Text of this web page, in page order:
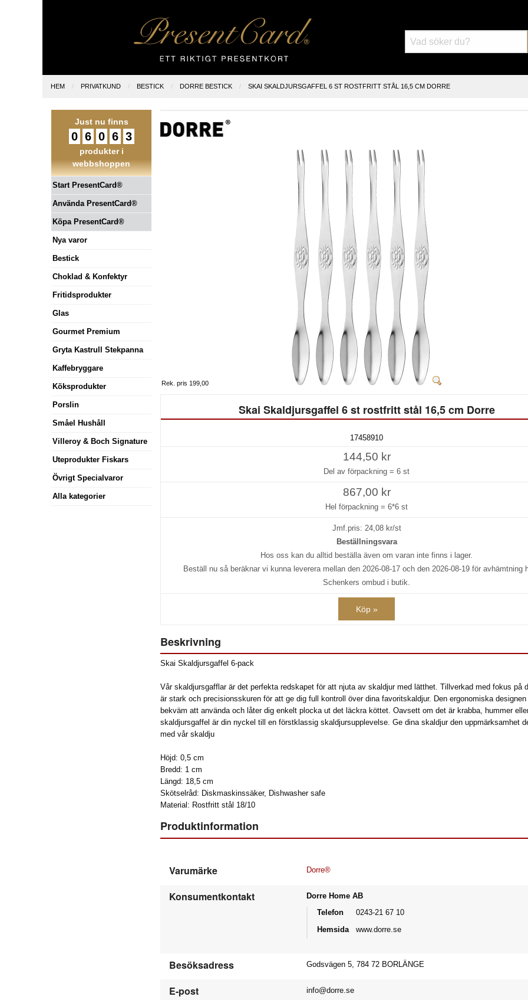
HEM PRIVATKUND BESTICK DORRE BESTICK SKAI SKALDJURSGAFFEL 6 ST ROSTFRITT STÅL 16,5 CM DORRE
Just nu finns
0 6 0 6 3
produkter i
webbshoppen
Start PresentCard®
Använda PresentCard®
Köpa PresentCard®
Nya varor
Bestick
Choklad & Konfektyr
Fritidsprodukter
Glas
Gourmet Premium
Gryta Kastrull Stekpanna
Kaffebryggare
Köksprodukter
Porslin
Småel Hushåll
Villeroy & Boch Signature
Uteprodukter Fiskars
Övrigt Specialvaror
Alla kategorier
Rek. pris 199,00
Skai Skaldjursgaffel 6 st rostfritt stål 16,5 cm Dorre
17458910
144,50 kr
Del av förpackning = 6 st
867,00 kr
Hel förpackning = 6*6 st
Jmf.pris: 24,08kr/st
Beställningsvara
Hos oss kan du alltid beställa även om varan inte finns i lager.
Beställ nu så beräknar vi kunna leverera mellan den 2026-08-17 och den 2026-08-19 för avhämtning
Schenkers ombud i butik.
Köp »
Beskrivning
Skai Skaldjursgaffel 6-pack
Vår skaldjursgafflar är det perfekta redskapet för att njuta av skaldjur med lätthet. Tillverkad med fokus på
är stark och precisionsskuren för att ge dig full kontroll över dina favoritskaldjur. Den ergonomiska designen
bekväm att använda och låter dig enkelt plocka ut det läckra köttet. Oavsett om det är krabba, hummer
skaldjursgaffel är din nyckel till en förstklassig skaldjursupplevelse. Ge dina skaldjur den uppmärksamhet
med vår skaldju
Höjd: 0,5 cm
Bredd: 1 cm
Längd: 18,5 cm
Skötselråd: Diskmaskinssäker, Dishwasher safe
Material: Rostfritt stål 18/10
Produktinformation
Varumärke Dorre®
Konsumentkontakt
Dorre Home AB
Telefon
0243-21 67 10
Hemsida
www.dorre.se
Besöksadress Godsvägen 5, 784 72 BORLÄNGE
E-post info@dorre.se